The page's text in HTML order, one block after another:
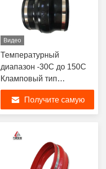
Видео
Температурный
диапазон -30C до 150C
Кламповый тип
резинового соединения
для трубопроводной
системы и поддержки
Получите самую